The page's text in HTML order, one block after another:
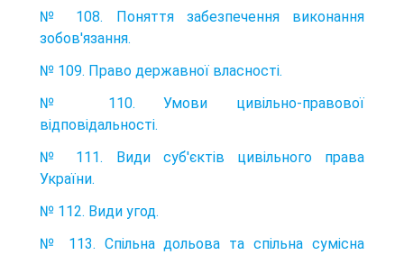
№ 108. Поняття забезпечення виконання
зобов'язання.
№ 109. Право державної власності.
№ 110. Умови цивільно-правової
відповідальності.
№ 111. Види суб'єктів цивільного права
України.
№ 112. Види угод.
№ 113. Спільна дольова та спільна сумісна